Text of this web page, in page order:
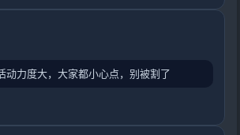
动力度大，大家都小心点，别被割了